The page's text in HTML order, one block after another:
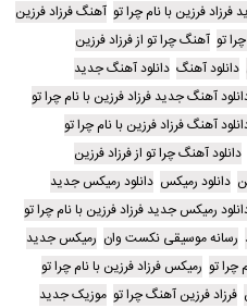
فرزین با نام چرا تو آهنگ فرزاد فرزین
تو آهنگ چرا تو از فرزاد فرزین
دانلود آهنگ دانلود آهنگ جدید
آهنگ جدید فرزاد فرزین با نام چرا تو
آهنگ فرزاد فرزین با نام چرا تو
دانلود آهنگ چرا تو از فرزاد فرزین
دانلود رمیکس دانلود رمیکس جدید
رمیکس جدید فرزاد فرزین با نام چرا تو
رسانه موسیقی نکست وان رمیکس جدید
چرا تو رمیکس فرزاد فرزین با نام چرا تو
فرزاد فرزین آهنگ چرا تو موزیک جدید